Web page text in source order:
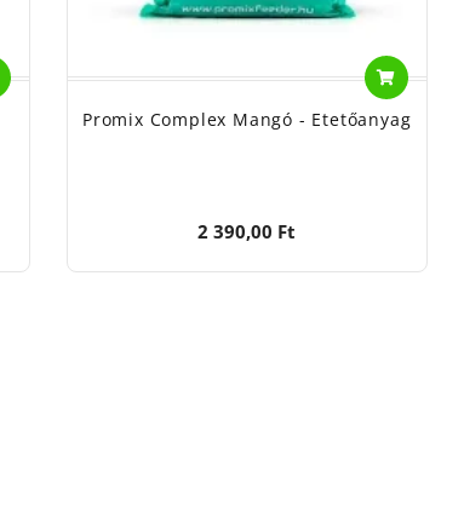
Promix Complex Mangó - Etetőanyag
2 390,00 Ft